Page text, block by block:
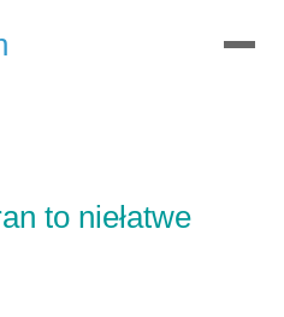
to niełatwe